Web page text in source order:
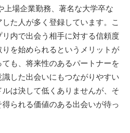
上場企業勤務、著名な大学卒な
た人が多く登録しています。こ
内で出会う相手に対する信頼度
を始められるというメリットが
も、将来性のあるパートナーを
した出会いにもつながりやすい
は決して低くありませんが、そ
られる価値のある出会いが待っ